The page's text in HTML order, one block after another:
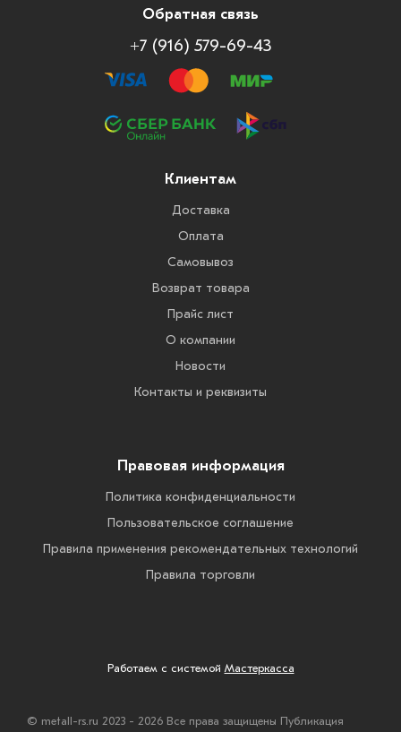
Обратная связь
+7 (916) 579-69-43
Клиентам
Доставка
Оплата
Самовывоз
Возврат товара
Прайс лист
О компании
Новости
Контакты и реквизиты
Правовая информация
Политика конфиденциальности
Пользовательское соглашение
Правила применения рекомендательных технологий
Правила торговли
Работаем с системой Мастеркасса
© metall-rs.ru 2023 - 2026 Все права защищены Публикация